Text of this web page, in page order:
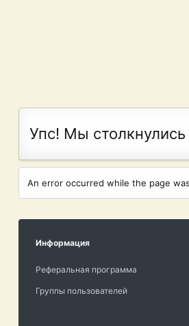
Упс! Мы
An error occurred while the page
Информация
Реферальная программа
Группы пользователей